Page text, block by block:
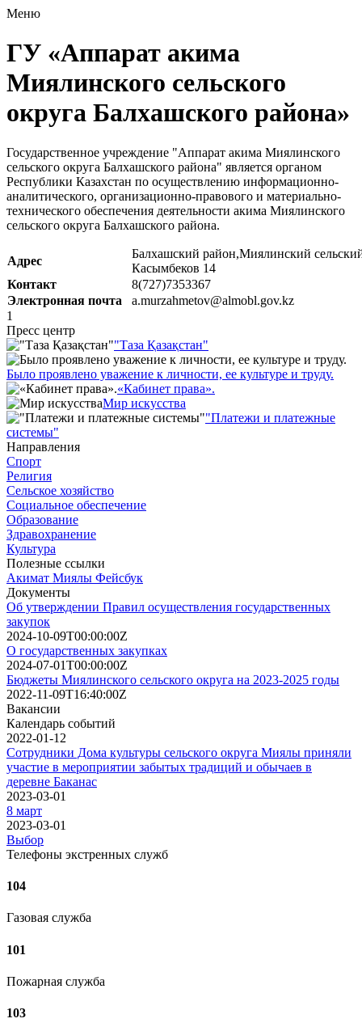
Меню
ГУ «Аппарат акима
Миялинского сельского
округа Балхашского района»
Государственное учреждение "Аппарат акима Миялинского
сельского округа Балхашского района" является органом
Республики Казахстан по осуществлению информационно-
аналитического, организационно-правового и материально-
технического обеспечения деятельности акима Миялинского
сельского округа Балхашского района.
Адрес
Балхашский район,Миялинский
Касымбеков 14
Контакт
8(727)7353367
Электронная почта
a.murzahmetov@almobl.gov.kz
1
Пресс центр
"Таза Қазақстан"
Было проявлено уважение к личности, ее культуре и труду.
«Кабинет права».
Мир искусства
"Платежи и платежные
системы"
Направления
Спорт
Религия
Сельское хозяйство
Социальное обеспечение
Образование
Здравохранение
Культура
Полезные ссылки
Акимат Миялы Фейсбук
Документы
Об утверждении Правил осуществления государственных
закупок
2024-10-09T00:00:00Z
О государственных закупках
2024-07-01T00:00:00Z
Бюджеты Миялинского сельского округа на 2023-2025 годы
2022-11-09T16:40:00Z
Вакансии
Календарь событий
2022-01-12
Сотрудники Дома культуры сельского округа Миялы приняли
участие в мероприятии забытых традиций и обычаев в
деревне Баканас
2023-03-01
8 март
2023-03-01
Выбор
Телефоны экстренных служб
104
Газовая служба
101
Пожарная служба
103